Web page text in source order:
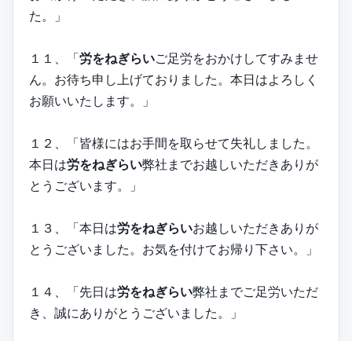
た。」
１１、「労をねぎらいご足労をおかけしてすみませ
ん。お待ち申し上げておりました。本日はよろしく
お願いいたします。」
１２、「皆様にはお手間を取らせて失礼しました。
本日は労をねぎらい弊社までお越しいただきありが
とうございます。」
１３、「本日は労をねぎらいお越しいただきありが
とうございました。お気を付けてお帰り下さい。」
１４、「先日は労をねぎらい弊社までご足労いただ
き、誠にありがとうございました。」